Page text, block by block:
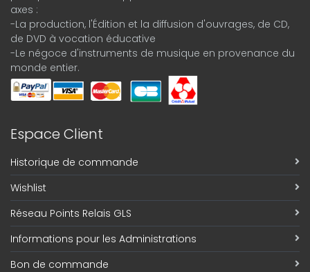
axes :
-La production, l'Édition et la diffusion d'ouvrages, de CD,
de DVD à vocation éducative
-Le négoce d'instruments de musique en provenance du
monde entier.
Espace Client
Historique de commande
Wishlist
Réseau Points Relais GLS
Informations pour les Administrations
Bon de commande